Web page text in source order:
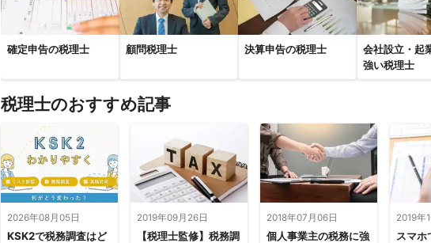
確定申告の税理士 顧問税理士 決算申告の税理士
会社設立・起
強い税理士
税理士のおすすめ記事
2026年08月05日
KSK2で税務調査はど
2019年09月26日
【税理士監修】税務調
2018年07月06日
個人事業主の税務に強
2019年
スマホ